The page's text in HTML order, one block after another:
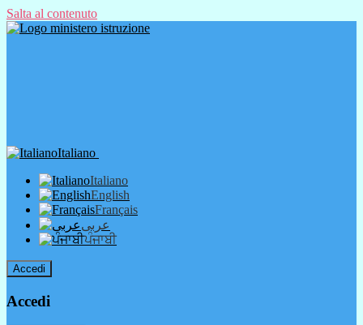
Salta al contenuto
Italiano
Italiano
English
Français
عربى
ਪੰਜਾਬੀ
Accedi
Accedi